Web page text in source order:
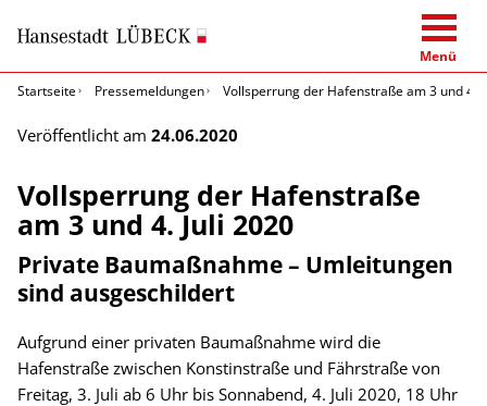
Menü
Startseite
Pressemeldungen Vollsperrung der Hafenstraße am 3 und 4.
Veröffentlicht am 24.06.2020
Vollsperrung der Hafenstraße
am 3 und 4. Juli 2020
Private Baumaßnahme – Umleitungen
sind ausgeschildert
Aufgrund einer privaten Baumaßnahme wird die
Hafenstraße zwischen Konstinstraße und Fährstraße von
Freitag, 3. Juli ab 6 Uhr bis Sonnabend, 4. Juli 2020, 18 Uhr